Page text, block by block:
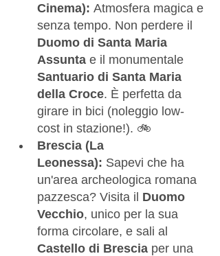
Cinema): Atmosfera magica e
senza tempo. Non perdere il
Duomo di Santa Maria
Assunta e il monumentale
Santuario di Santa Maria
della Croce. È perfetta da
girare in bici (noleggio low-
cost in stazione!). 🚲
Brescia (La
Leonessa): Sapevi che ha
un'area archeologica romana
pazzesca? Visita il Duomo
Vecchio, unico per la sua
forma circolare, e sali al
Castello di Brescia per una